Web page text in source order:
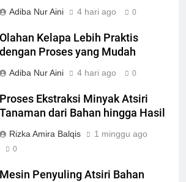
Adiba Nur Aini 4 hari ago 0
Olahan Kelapa Lebih Praktis
dengan Proses yang Mudah
Adiba Nur Aini 4 hari ago 0
Proses Ekstraksi Minyak Atsiri
Tanaman dari Bahan hingga Hasil
Rizka Amira Balqis 1 minggu ago
0
Mesin Penyuling Atsiri Bahan